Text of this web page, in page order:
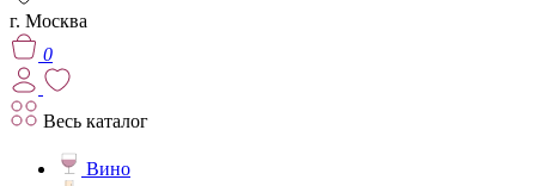
г. Москва
0
Весь каталог
Вино